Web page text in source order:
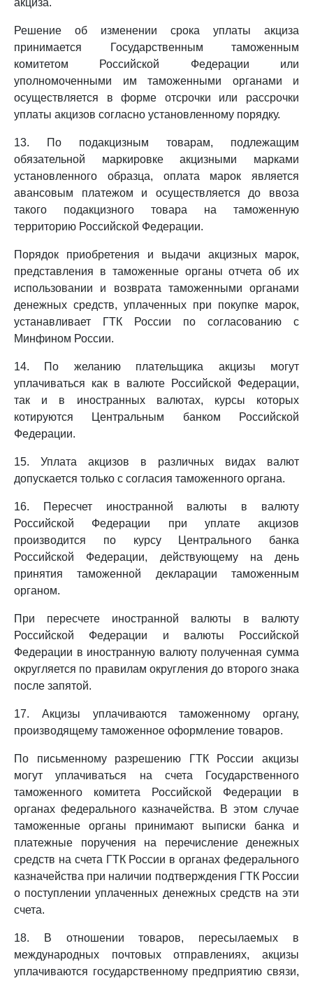
акциза.
Решение об изменении срока уплаты акциза
принимается Государственным таможенным
комитетом Российской Федерации или
уполномоченными им таможенными органами и
осуществляется в форме отсрочки или рассрочки
уплаты акцизов согласно установленному порядку.
13. По подакцизным товарам, подлежащим
обязательной маркировке акцизными марками
установленного образца, оплата марок является
авансовым платежом и осуществляется до ввоза
такого подакцизного товара на таможенную
территорию Российской Федерации.
Порядок приобретения и выдачи акцизных марок,
представления в таможенные органы отчета об их
использовании и возврата таможенными органами
денежных средств, уплаченных при покупке марок,
устанавливает ГТК России по согласованию с
Минфином России.
14. По желанию плательщика акцизы могут
уплачиваться как в валюте Российской Федерации,
так и в иностранных валютах, курсы которых
котируются Центральным банком Российской
Федерации.
15. Уплата акцизов в различных видах валют
допускается только с согласия таможенного органа.
16. Пересчет иностранной валюты в валюту
Российской Федерации при уплате акцизов
производится по курсу Центрального банка
Российской Федерации, действующему на день
принятия таможенной декларации таможенным
органом.
При пересчете иностранной валюты в валюту
Российской Федерации и валюты Российской
Федерации в иностранную валюту полученная сумма
округляется по правилам округления до второго знака
после запятой.
17. Акцизы уплачиваются таможенному органу,
производящему таможенное оформление товаров.
По письменному разрешению ГТК России акцизы
могут уплачиваться на счета Государственного
таможенного комитета Российской Федерации в
органах федерального казначейства. В этом случае
таможенные органы принимают выписки банка и
платежные поручения на перечисление денежных
средств на счета ГТК России в органах федерального
казначейства при наличии подтверждения ГТК России
о поступлении уплаченных денежных средств на эти
счета.
18. В отношении товаров, пересылаемых в
международных почтовых отправлениях, акцизы
уплачиваются государственному предприятию связи,